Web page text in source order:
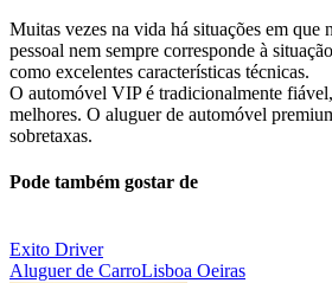
Muitas vezes na vida há situações em que
pessoal nem sempre corresponde à
como excelentes características técnicas.
O automóvel VIP é tradicionalmente
melhores. O aluguer de automóvel
sobretaxas.
Pode também gostar de
Exito Driver
Aluguer de CarroLisboa Oeiras